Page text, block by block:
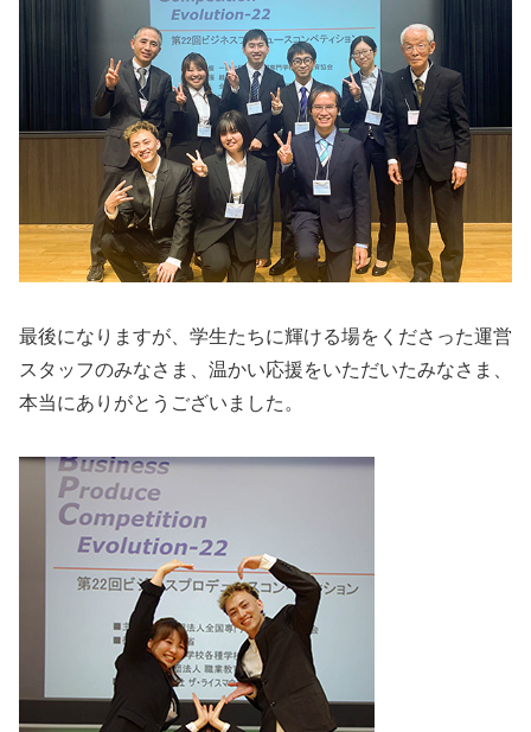
最後になりますが、学生たちに輝ける場をくださった運営
スタッフのみなさま、温かい応援をいただいたみなさま、
本当にありがとうございました。